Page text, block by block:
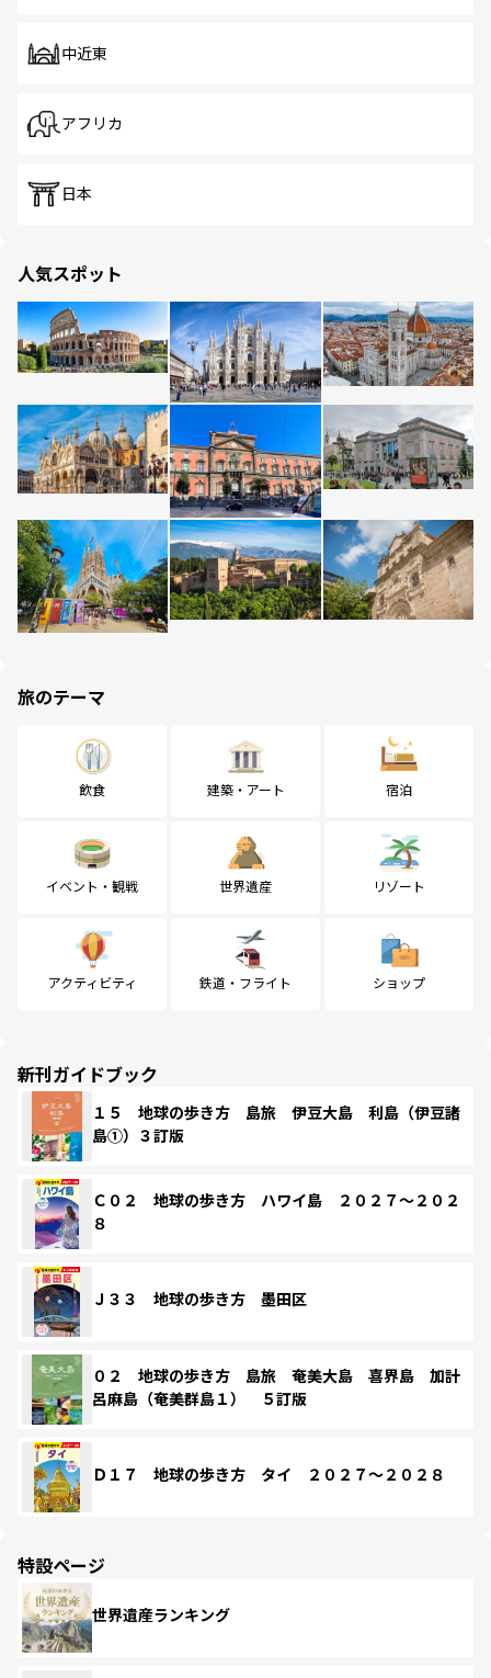
中近東
アフリカ
日本
人気スポット
旅のテーマ
飲食 建築・アート 宿泊
イベント・観戦 世界遺産 リゾート
アクティビティ 鉄道・フライト ショップ
新刊ガイドブック
１５ 地球の歩き方 島旅 伊豆大島 利島（伊豆諸
島①）３訂版
Ｃ０２ 地球の歩き方 ハワイ島 ２０２７～２０２
８
Ｊ３３ 地球の歩き方 墨田区
０２ 地球の歩き方 島旅 奄美大島 喜界島 加計
呂麻島（奄美群島１） ５訂版
Ｄ１７ 地球の歩き方 タイ ２０２７～２０２８
特設ページ
世界遺産ランキング